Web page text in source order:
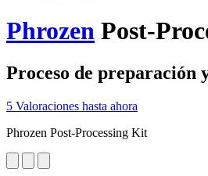
Phrozen Post-
Proceso de preparación
5 Valoraciones hasta ahora
Phrozen Post-Processing Kit